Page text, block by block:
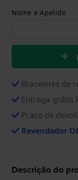
Nome e Apelido
Braceletes de
Entrega grátis
Prazo de
Revendedor
Descrição do